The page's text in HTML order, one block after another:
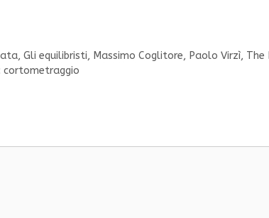
,Gli equilibristi, Massimo Coglitore, Paolo Virzì, The
cortometraggio